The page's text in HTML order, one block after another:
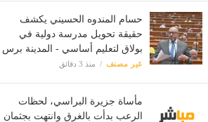
حسام المندوه الحسيني يكشف
حقيقة تحويل مدرسة دولية في
بولاق لتعليم أساسي - المدينة برس
غير مصنف منذ 3 دقائق
مأساة جزيرة البراسي، لحظات
الرعب بدأت بالغرق وانتهت بجثمان